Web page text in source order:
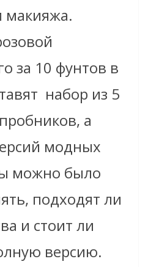
за 10 фунтов в
набор из 5
а
модных
можно было
подходят ли
и стоит ли
версию.